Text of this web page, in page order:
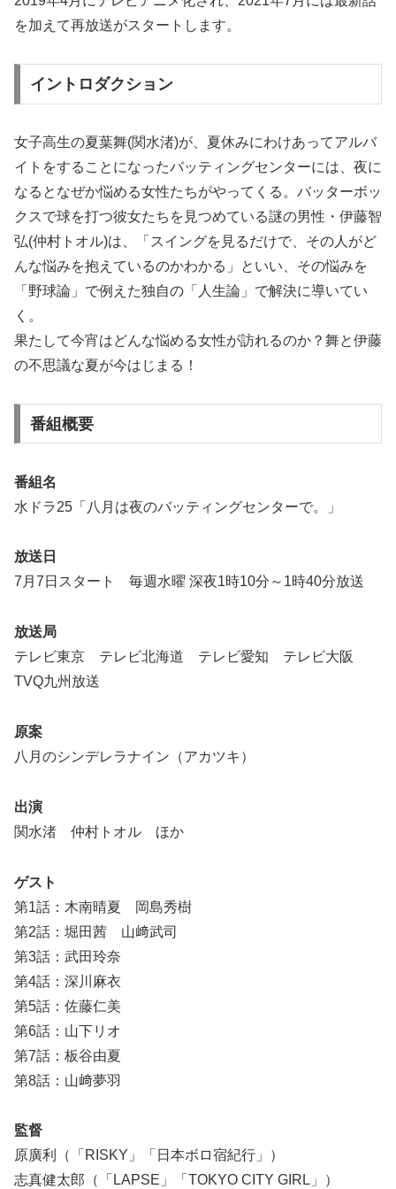
を加えて再放送がスタートします。
イントロダクション
女子高生の夏葉舞(関水渚)が、夏休みにわけあってアルバ
イトをすることになったバッティングセンターには、夜に
なるとなぜか悩める女性たちがやってくる。バッターボッ
クスで球を打つ彼女たちを見つめている謎の男性・伊藤智
弘(仲村トオル)は、「スイングを見るだけで、その人がど
んな悩みを抱えているのかわかる」といい、その悩みを
「野球論」で例えた独自の「人生論」で解決に導いてい
く。
果たして今宵はどんな悩める女性が訪れるのか？舞と伊藤
の不思議な夏が今はじまる！
番組概要
番組名
水ドラ25「八月は夜のバッティングセンターで。」
放送日
7月7日スタート 毎週水曜 深夜1時10分～1時40分放送
放送局
テレビ東京 テレビ北海道 テレビ愛知 テレビ大阪
TVQ九州放送
原案
八月のシンデレラナイン（アカツキ）
出演
関水渚 仲村トオル ほか
ゲスト
第1話：木南晴夏 岡島秀樹
第2話：堀田茜 山﨑武司
第3話：武田玲奈
第4話：深川麻衣
第5話：佐藤仁美
第6話：山下リオ
第7話：板谷由夏
第8話：山﨑夢羽
監督
原廣利（「RISKY」「日本ボロ宿紀行」）
志真健太郎（「LAPSE」「TOKYO CITY GIRL」）